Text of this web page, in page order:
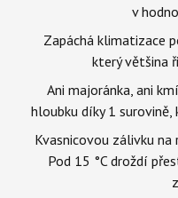
v
Zapáchá klimatizace
který většina
Ani majoránka, ani
hloubku díky 1
Kvasnicovou zálivku
Pod 15 °C droždí